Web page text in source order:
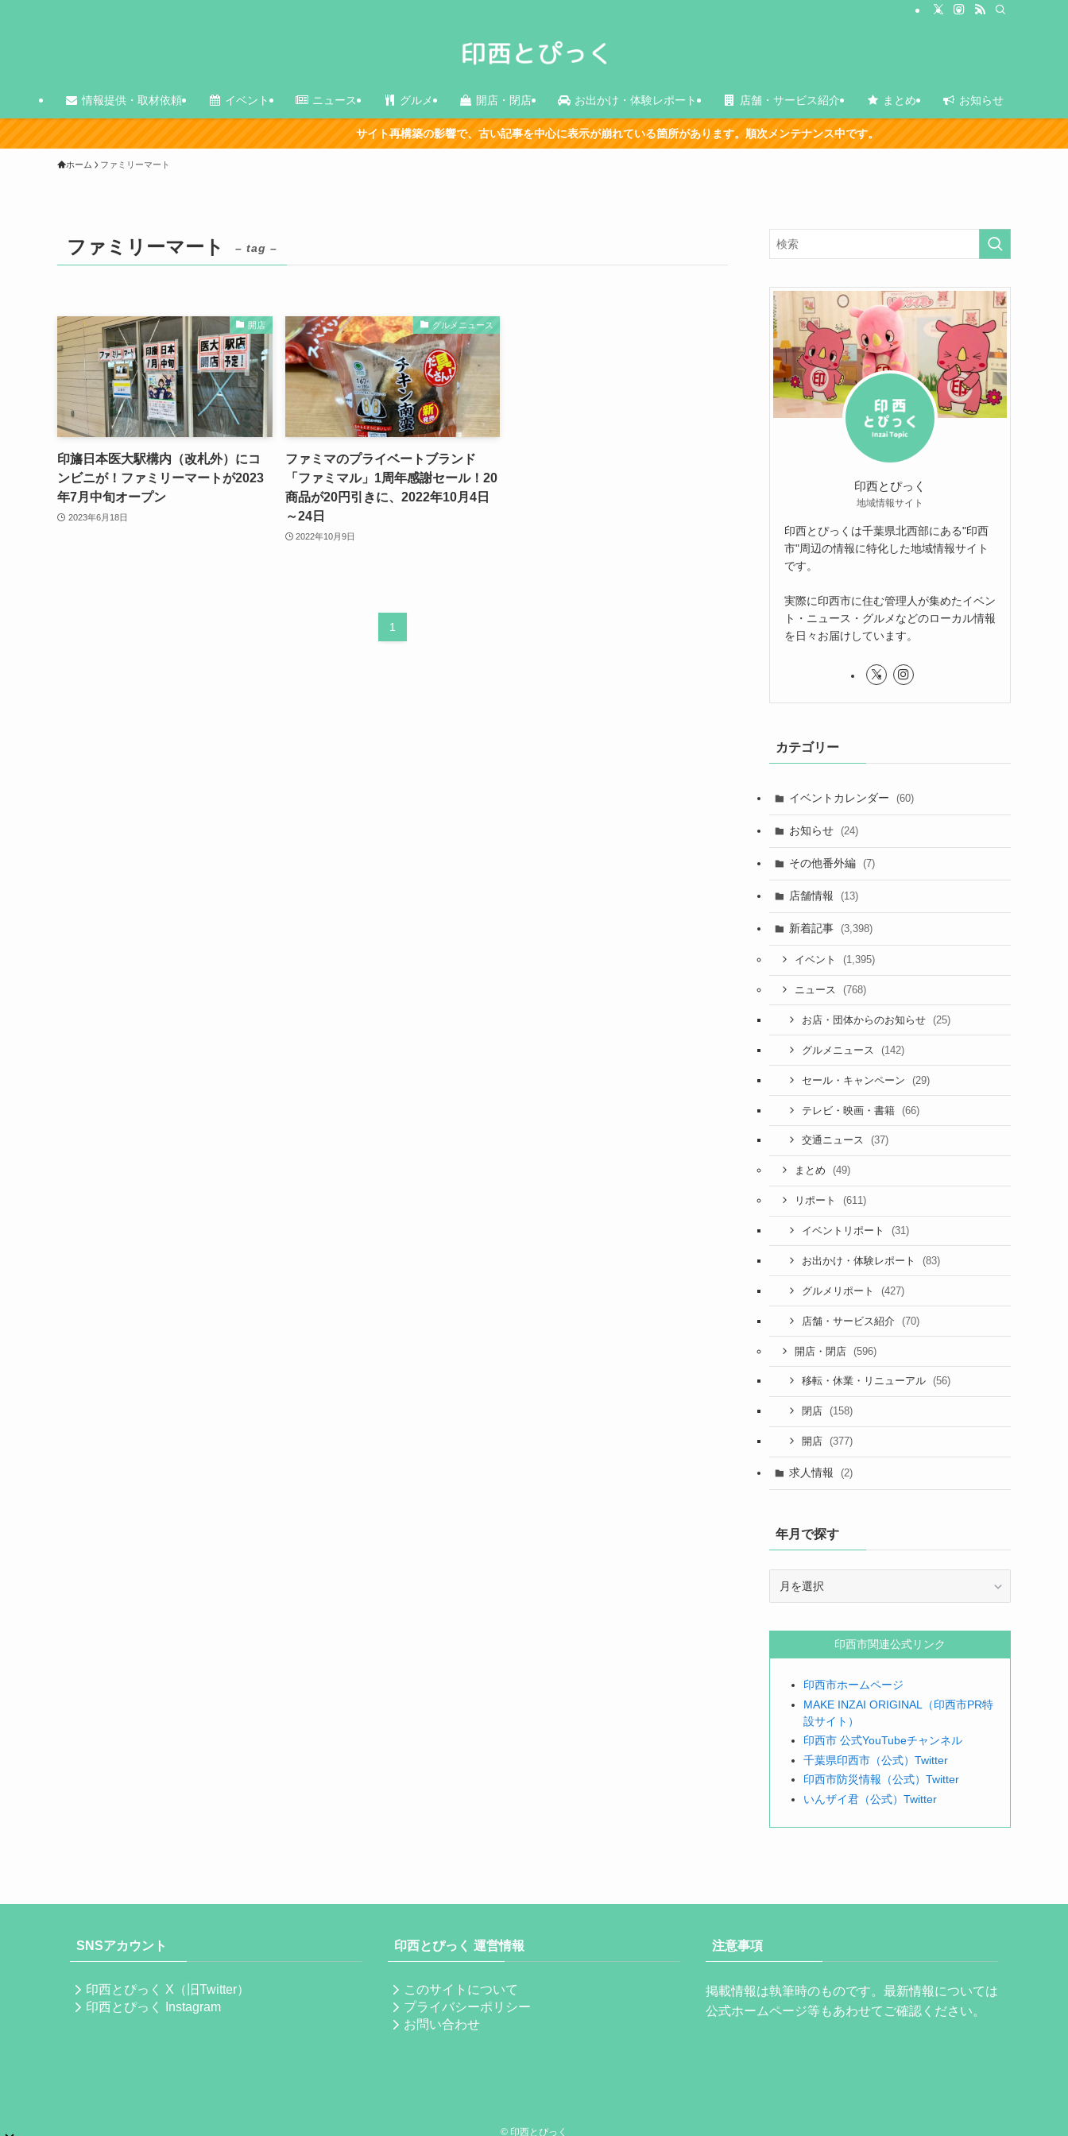
情報提供・取材依頼 イベント ニュース グルメ 開店・閉店 お出かけ・体験レポート 店舗・サービス紹介 まとめ お知らせ
サイト再構築の影響で、古い記事を中心に表示が崩れている箇所があります。順次メンテナンス中です。
ホーム ファミリーマート
ファミリーマート – tag –
開店
印旛日本医大駅構内（改札外）にコ
ンビニが！ファミリーマートが2023
年7月中旬オープン
2023年6月18日
グルメニュース
ファミマのプライベートブランド
「ファミマル」1周年感謝セール！20
商品が20円引きに、2022年10月4日
～24日
2022年10月9日
1
印西とぴっく
地域情報サイト
印西とぴっくは千葉県北西部にある"印西
市"周辺の情報に特化した地域情報サイト
です。
実際に印西市に住む管理人が集めたイベン
ト・ニュース・グルメなどのローカル情報
を日々お届けしています。
カテゴリー
イベントカレンダー (60)
お知らせ (24)
その他番外編 (7)
店舗情報 (13)
新着記事 (3,398)
イベント (1,395)
ニュース (768)
お店・団体からのお知らせ (25)
グルメニュース (142)
セール・キャンペーン (29)
テレビ・映画・書籍 (66)
交通ニュース (37)
まとめ (49)
リポート (611)
イベントリポート (31)
お出かけ・体験レポート (83)
グルメリポート (427)
店舗・サービス紹介 (70)
開店・閉店 (596)
移転・休業・リニューアル (56)
閉店 (158)
開店 (377)
求人情報 (2)
年月で探す
探
印西市関連公式リンク
印西市ホームページ
MAKE INZAI ORIGINAL（印西市PR特
設サイト）
印西市 公式YouTubeチャンネル
千葉県印西市（公式）Twitter
印西市防災情報（公式）Twitter
いんザイ君（公式）Twitter
SNSアカウント
印西とぴっく X（旧Twitter）
印西とぴっく Instagram
印西とぴっく 運営情報
このサイトについて
プライバシーポリシー
お問い合わせ
注意事項
掲載情報は執筆時のものです。最新情報については
公式ホームページ等もあわせてご確認ください。
© 印西とぴっく